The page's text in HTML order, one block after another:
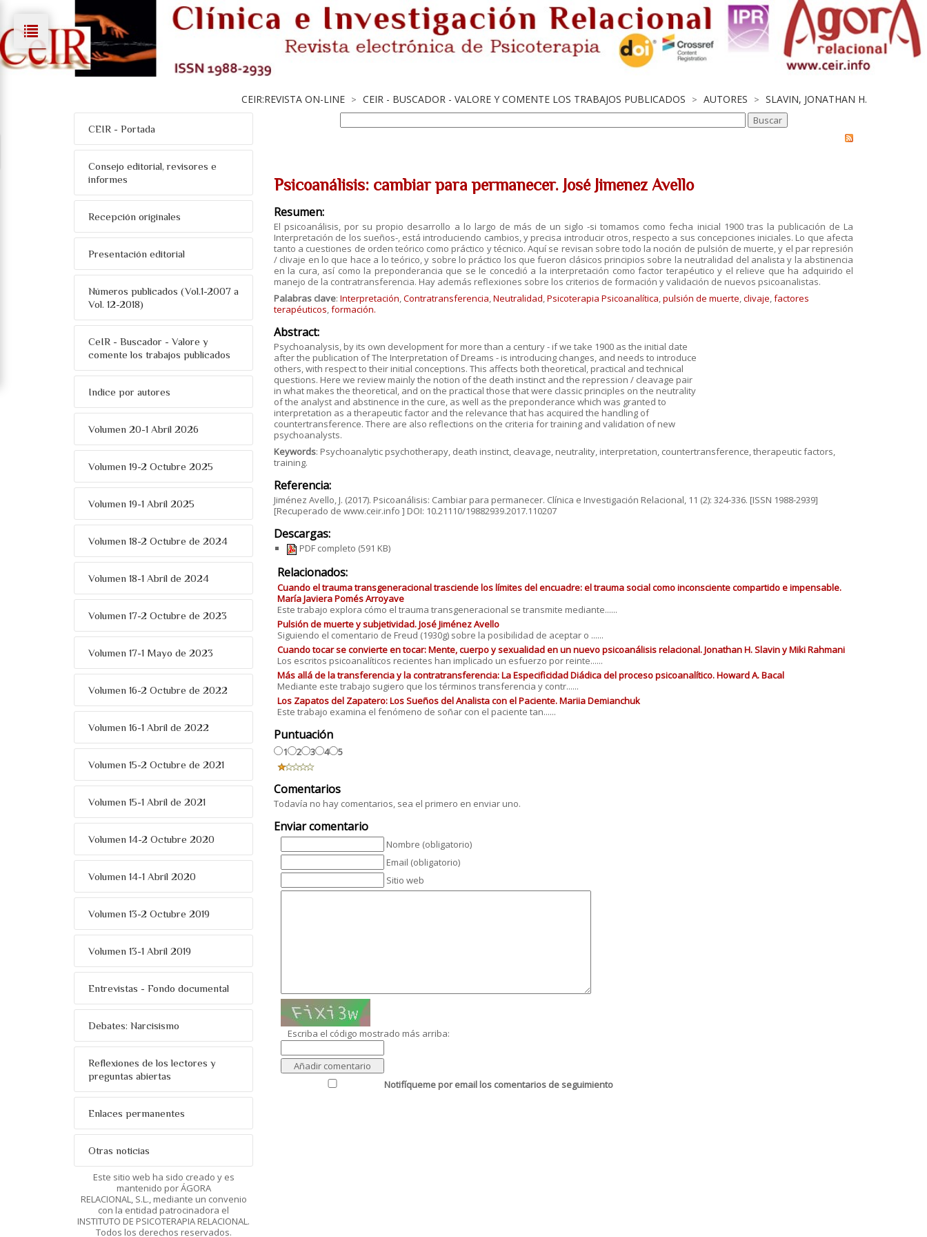
CEIR:REVISTA ON-LINE > CEIR - BUSCADOR - VALORE Y COMENTE LOS TRABAJOS PUBLICADOS > AUTORES > SLAVIN, JONATHAN H.
CEIR - Portada
Consejo editorial, revisores e
informes
Recepción originales
Presentación editorial
Números publicados (Vol.1-2007 a
Vol. 12-2018)
CeIR - Buscador - Valore y
comente los trabajos publicados
Indice por autores
Volumen 20-1 Abril 2026
Volumen 19-2 Octubre 2025
Volumen 19-1 Abril 2025
Volumen 18-2 Octubre de 2024
Volumen 18-1 Abril de 2024
Volumen 17-2 Octubre de 2023
Volumen 17-1 Mayo de 2023
Volumen 16-2 Octubre de 2022
Volumen 16-1 Abril de 2022
Volumen 15-2 Octubre de 2021
Volumen 15-1 Abril de 2021
Volumen 14-2 Octubre 2020
Volumen 14-1 Abril 2020
Volumen 13-2 Octubre 2019
Volumen 13-1 Abril 2019
Entrevistas - Fondo documental
Debates: Narcisismo
Reflexiones de los lectores y
preguntas abiertas
Enlaces permanentes
Otras noticias
Este sitio web ha sido creado y es
mantenido por ÁGORA
RELACIONAL, S.L., mediante un convenio
con la entidad patrocinadora el
INSTITUTO DE PSICOTERAPIA RELACIONAL.
Todos los derechos reservados.
Psicoanálisis: cambiar para permanecer. José Jimenez Avello
Resumen:
El psicoanálisis, por su propio desarrollo a lo largo de más de un siglo -si tomamos como fecha inicial 1900 tras la publicación de La
Interpretación de los sueños-, está introduciendo cambios, y precisa introducir otros, respecto a sus concepciones iniciales. Lo que afecta
tanto a cuestiones de ordenteórico como práctico y técnico. Aquí se revisan sobre todo la noción de pulsión de muerte, y el par represión
/ clivaje en lo que hace a lo teórico, y sobre lo práctico los que fueron clásicos principios sobre la neutralidad del analista y la abstinencia
en la cura, así como la preponderancia que se le concedió a la interpretación como factor terapéutico y el relieve que ha adquirido el
manejo de la contratransferencia. Hay además reflexiones sobre los criterios de formación y validación de nuevos psicoanalistas.
Palabras clave: Interpretación,Contratransferencia,Neutralidad,Psicoterapia Psicoanalítica,pulsión de muerte,clivaje,factores
terapéuticos,formación.
Abstract:
Psychoanalysis, by its own development for more than a century - if we take 1900 as the initial date
after the publication of The Interpretation of Dreams - is introducing changes, and needs to introduce
others, with respect to their initial conceptions. This affects both theoretical, practical and technical
questions. Here we review mainly the notion of the death instinct and the repression / cleavage pair
in what makes the theoretical, and on the practical those that were classic principles on the neutrality
of the analyst and abstinence in the cure, as well as the preponderance which was granted to
interpretation as a therapeutic factor and the relevance that has acquired the handling of
countertransference. There are also reflections on the criteria for training and validation of new
psychoanalysts.
Keywords: Psychoanalytic psychotherapy, death instinct, cleavage, neutrality, interpretation, countertransference, therapeutic factors,
training.
Referencia:
Jiménez Avello, J. (2017). Psicoanálisis: Cambiar para permanecer. Clínica e Investigación Relacional, 11 (2): 324-336. [ISSN 1988-2939]
[Recuperado de www.ceir.info ] DOI: 10.21110/19882939.2017.110207
Descargas:
PDF completo (591 KB)
Relacionados:
Cuando el trauma transgeneracional trasciende los límites del encuadre: el trauma social como inconsciente compartido e impensable.
María Javiera Pomés Arroyave
Este trabajo explora cómo el trauma transgeneracional se transmite mediante......
Pulsión de muerte y subjetividad. José Jiménez Avello
Siguiendo el comentario de Freud (1930g) sobre la posibilidad de aceptar o ......
Cuando tocar se convierte en tocar: Mente, cuerpo y sexualidad en un nuevo psicoanálisis relacional. Jonathan H. Slavin y Miki Rahmani
Los escritos psicoanalíticos recientes han implicado un esfuerzo por reinte......
Más allá de la transferencia y la contratransferencia: La Especificidad Diádica del proceso psicoanalítico. Howard A. Bacal
Mediante este trabajo sugiero que los términos transferencia y contr......
Los Zapatos del Zapatero: Los Sueños del Analista con el Paciente. Mariia Demianchuk
Este trabajo examina el fenómeno de soñar con el paciente tan......
Puntuación
1 2 3 4 5
Comentarios
Todavía no hay comentarios, sea el primero en enviar uno.
Enviar comentario
Nombre (obligatorio)
Email (obligatorio)
Sitio web
Escriba el código mostrado más arriba:
Notifíqueme por email los comentarios de seguimiento